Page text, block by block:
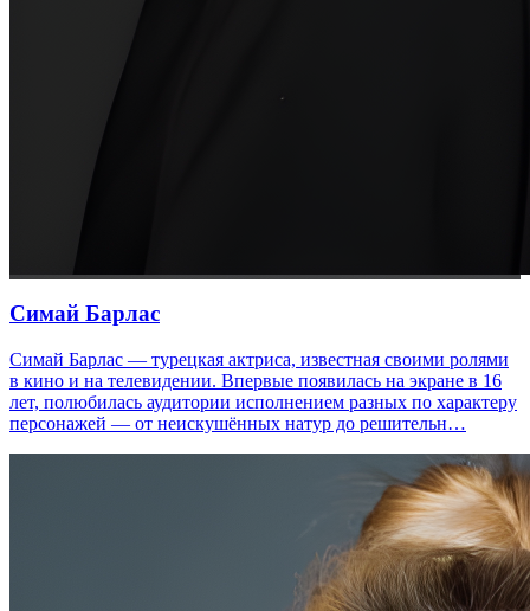
Симай Барлас
Симай Барлас — турецкая актриса, известная своими ролями
в кино и на телевидении. Впервые появилась на экране в 16
лет, полюбилась аудитории исполнением разных по характеру
персонажей — от неискушённых натур до решительн…